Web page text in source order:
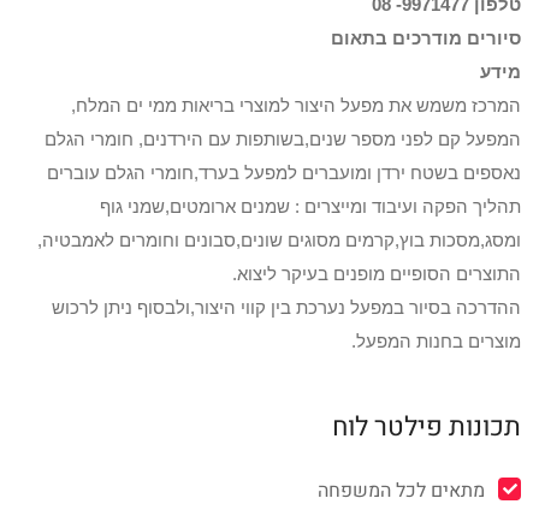
טלפון 9971477- 08
סיורים מודרכים בתאום
מידע
המרכז משמש את מפעל היצור למוצרי בריאות ממי ים המלח,
המפעל קם לפני מספר שנים,בשותפות עם הירדנים, חומרי הגלם
נאספים בשטח ירדן ומועברים למפעל בערד,חומרי הגלם עוברים
תהליך הפקה ועיבוד ומייצרים : שמנים ארומטים,שמני גוף
ומסג,מסכות בוץ,קרמים מסוגים שונים,סבונים וחומרים לאמבטיה,
התוצרים הסופיים מופנים בעיקר ליצוא.
ההדרכה בסיור במפעל נערכת בין קווי היצור,ולבסוף ניתן לרכוש
מוצרים בחנות המפעל.
תכונות פילטר לוח
מתאים לכל המשפחה